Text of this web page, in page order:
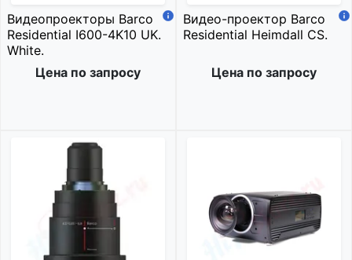
Видеопроекторы Barco
Residential I600-4K10 UK.
White.
Цена по запросу
Видео-проектор Barco
Residential Heimdall CS.
Цена по запросу